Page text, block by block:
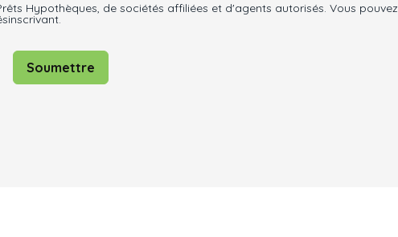
Hypothèques, de sociétés affiliées et d'agents autorisés. Vous pouvez
Soumettre